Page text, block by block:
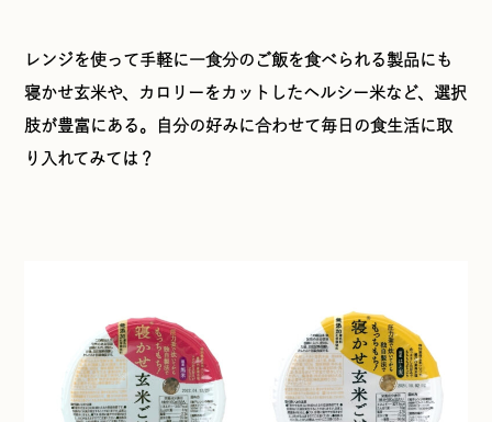
レンジを使って手軽に一食分のご飯を食べられる製品にも
寝かせ玄米や、カロリーをカットしたヘルシー米など、選択
肢が豊富にある。自分の好みに合わせて毎日の食生活に取
り入れてみては？